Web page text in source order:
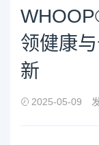
领健康
新
2025-05-09